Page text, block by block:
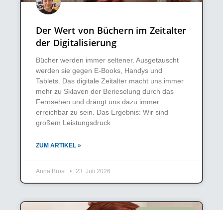
Der Wert von Büchern im Zeitalter
der Digitalisierung
Bücher werden immer seltener. Ausgetauscht
werden sie gegen E-Books, Handys und
Tablets. Das digitale Zeitalter macht uns immer
mehr zu Sklaven der Berieselung durch das
Fernsehen und drängt uns dazu immer
erreichbar zu sein. Das Ergebnis: Wir sind
großem Leistungsdruck
ZUM ARTIKEL »
Anna Brost 23. Juli 2026